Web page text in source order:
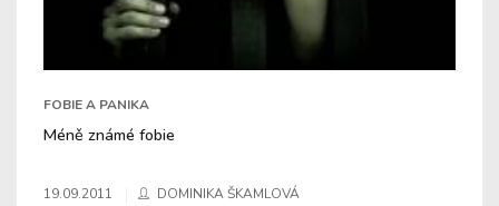
FOBIE A PANIKA
Méně známé fobie
19.09.2011 DOMINIKA ŠKAMLOVÁ